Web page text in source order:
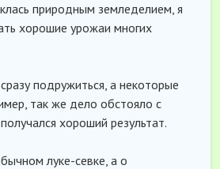
природным земледелием, я
хорошие урожаи многих
подружиться, а некоторые
так же дело обстояло с
хороший результат.
луке-севке, а о